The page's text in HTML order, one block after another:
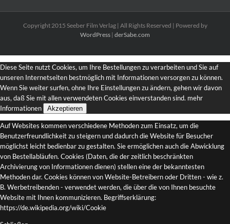
Copyright 2015 Seeber Film Verlag | All Rights Reserved | Powered by
WordPress | derSabe.com
Diese Seite nutzt Cookies, um Ihre Bestellungen zu verarbeiten und Sie auf
unseren Internetseiten bestmöglich mit Informationen versorgen zu können.
Wenn Sie weiter surfen, ohne Ihre Einstellungen zu ändern, gehen wir davon
aus, daß Sie mit allen verwendeten Cookies einverstanden sind. mehr
Informationen
Akzeptieren
Auf Websites kommen verschiedene Methoden zum Einsatz, um die
Benutzerfreundlichkeit zu steigern und dadurch die Website für Besucher
möglichst leicht bedienbar zu gestalten. Sie ermöglichen auch die Abwicklung
von Bestellabläufen. Cookies (Daten, die der zeitlich beschränkten
Archivierung von Informationen dienen) stellen eine der bekanntesten
Methoden dar. Cookies können von Website-Betreibern oder Dritten - wie z.
B. Werbetreibenden - verwendet werden, die über die von Ihnen besuchte
Website mit Ihnen kommunizieren. Begriffserklärung:
https://de.wikipedia.org/wiki/Cookie